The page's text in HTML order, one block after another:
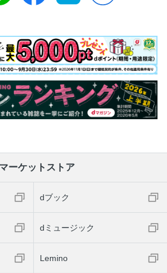
ーケットストア
dブック
dミュージック
Lemino